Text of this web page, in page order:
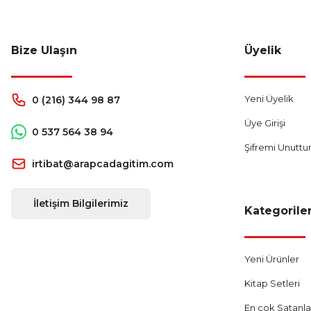
Bize Ulaşın
0 (216) 344 98 87
0 537 564 38 94
irtibat@arapcadagitim.com
İletişim Bilgilerimiz
Üyelik
Yeni Üyelik
Üye Girişi
Şifremi
Yeni Ürünler
Kitap Setleri
En çok